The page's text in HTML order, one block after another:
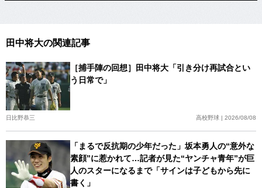
田中将大の関連記事
［捕手陣の回想］田中将大「引き分け再試合とい
う日常で」
日比野恭三 高校野球 | 2026/08/08
「まるで反抗期の少年だった」坂本勇人の“意外な
素顔”に惹かれて…記者が見た“ヤンチャ青年”が巨
人のスターになるまで「サインは子どもから先に
書く」